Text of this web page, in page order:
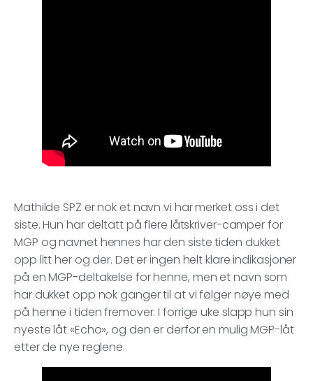
Mathilde SPZ er nok et navn vi har merket oss i det
siste. Hun har deltatt på flere låtskriver-camper for
MGP og navnet hennes har den siste tiden dukket
opp litt her og der. Det er ingen helt klare indikasjoner
på en MGP-deltakelse for henne, men et navn som
har dukket opp nok ganger til at vi følger nøye med
på henne i tiden fremover. I forrige uke slapp hun sin
nyeste låt «Echo», og den er derfor en mulig MGP-låt
etter de nye reglene.